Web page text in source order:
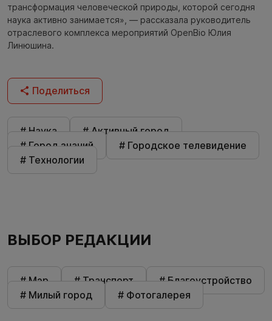
трансформация человеческой природы, которой сегодня
наука активно занимается», — рассказала руководитель
отраслевого комплекса мероприятий OpenBio Юлия
Линюшина.
Поделиться
# Наука
# Активный город
# Город знаний
# Городское телевидение
# Технологии
ВЫБОР РЕДАКЦИИ
# Мэр # Транспорт
# Благоустройство
# Милый город
# Фотогалерея